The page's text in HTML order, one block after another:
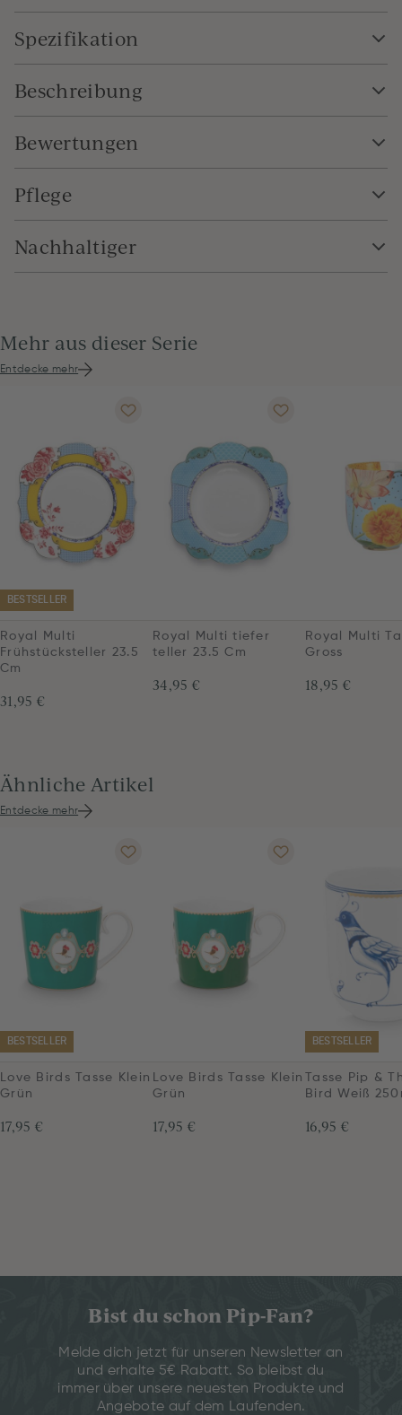
Spezifikation
Beschreibung
Bewertungen
Pflege
Nachhaltiger
Mehr aus dieser Serie
Entdecke mehr
BESTSELLER
Royal Multi
Frühstücksteller 23.5
Cm
31,95 €
Royal Multi tiefer
teller 23.5 Cm
34,95 €
Royal Multi
Gross
18,95 €
Ähnliche Artikel
Entdecke mehr
BESTSELLER
Love Birds Tasse Klein
Grün
17,95 €
Love Birds Tasse Klein
Grün
17,95 €
BESTSELLER
Tasse Pip &
Bird Weiß
16,95 €
Bist du schon Pip-Fan?
Melde dich jetzt für unseren Newsletter an
und erhalte 5€ Rabatt. So bleibst du
immer über unsere neuesten Produkte und
Angebote auf dem Laufenden.